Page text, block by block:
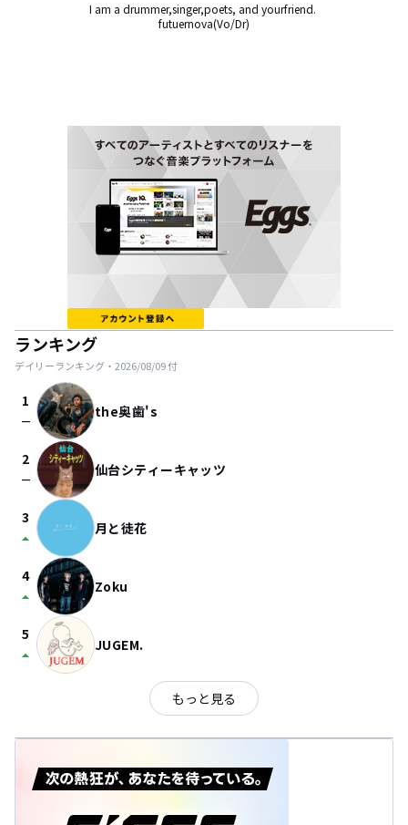
I am a drummer,singer,poets, and yourfriend.
futuernova(Vo/Dr)
ランキング
デイリーランキング・ 2026/08/09付
1
check_indeterminate_small the奥歯's
2
check_indeterminate_small 仙台シティーキャッツ
3
arrow_drop_up 月と徒花
4
arrow_drop_up Zoku
5
arrow_drop_up JUGEM.
もっと見る